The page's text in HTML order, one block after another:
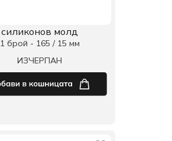
силиконов молд
1 брой - 165 / 15 мм
ИЗЧЕРПАН